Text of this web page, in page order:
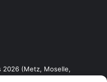
2026 (Metz, Moselle,